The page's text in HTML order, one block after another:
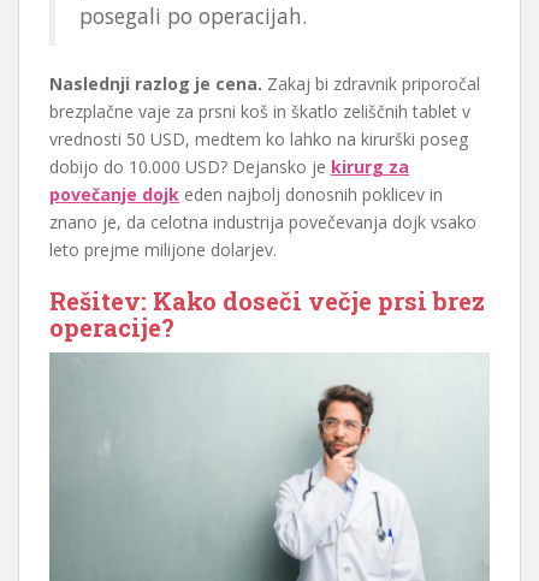
posegali po operacijah.
Naslednji razlog je cena. Zakaj bi zdravnik priporočal
brezplačne vaje za prsni koš in škatlo zeliščnih tablet v
vrednosti 50 USD, medtem ko lahko na kirurški poseg
dobijo do 10.000 USD? Dejansko je kirurg za
povečanje dojk eden najbolj donosnih poklicev in
znano je, da celotna industrija povečevanja dojk vsako
leto prejme milijone dolarjev.
Rešitev: Kako doseči večje prsi brez
operacije?